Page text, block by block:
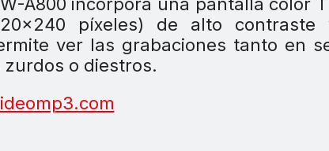
A800 incorpora una pantalla color
píxeles) de alto
ver las grabaciones tanto en
o diestros.